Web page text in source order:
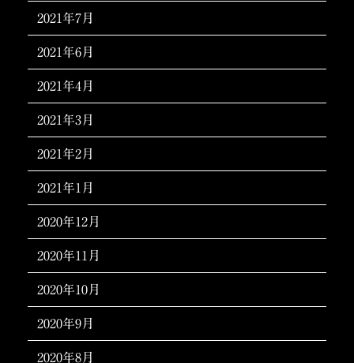
2021年7月
2021年6月
2021年4月
2021年3月
2021年2月
2021年1月
2020年12月
2020年11月
2020年10月
2020年9月
2020年8月